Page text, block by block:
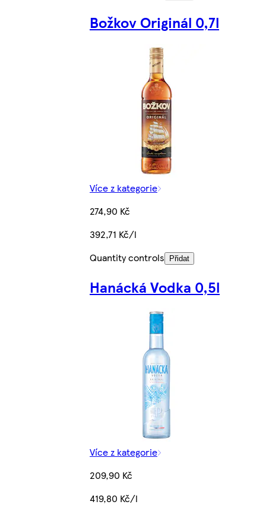
Božkov Originál 0,7l
Více z kategorie
274,90 Kč
392,71 Kč/l
Quantity controls
Přidat
Hanácká Vodka 0,5l
Více z kategorie
209,90 Kč
419,80 Kč/l